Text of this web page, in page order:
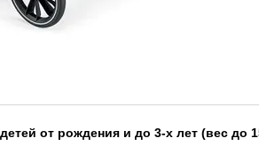
от рождения и до 3-х лет (вес до